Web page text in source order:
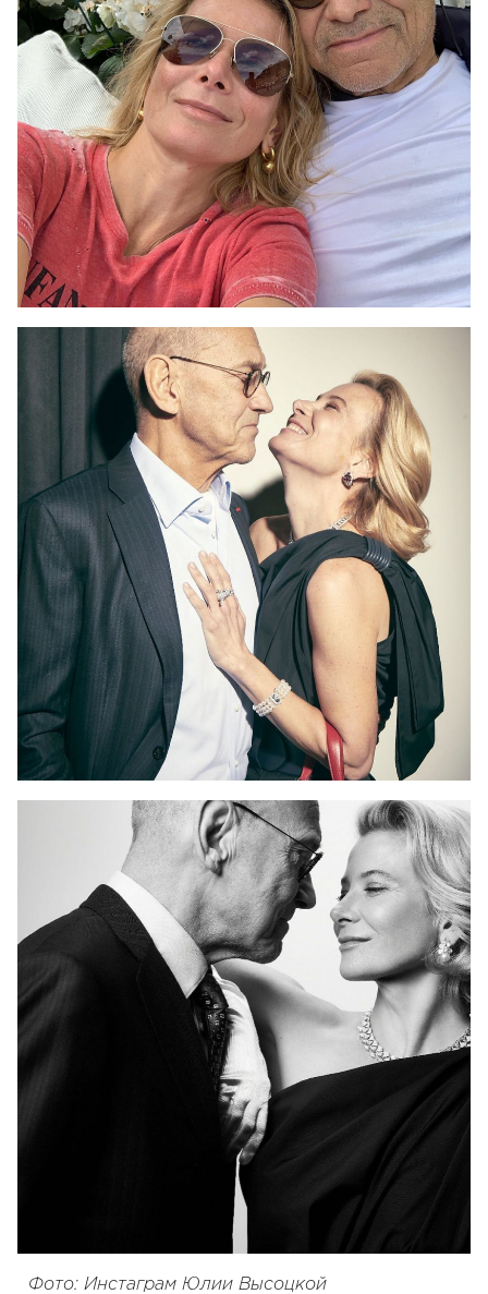
Фото: Инстаграм Юлии Высоцкой